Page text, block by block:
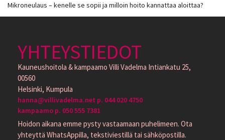
Mikroneulaus – kenelle se sopii ja milloin hoito kannattaa aloittaa?
YHTEYSTIEDOT
Kauneushoitola & kampaamo Villi Vadelma Intiankatu 25,
00560
Helsinki, Kumpula
hanna@villivadelma.net p. 044 020 4750
kampaamo p. 050 555 7381
Hoidon aikana emme pysty vastaamaan puhelimeen. Ota
yhteyttä WhatsAppilla, tekstiviestillä tai sähköpostilla.